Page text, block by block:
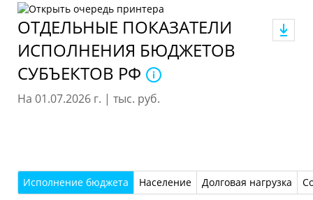
ОТДЕЛЬНЫЕ ПОКАЗАТЕЛИ
ИСПОЛНЕНИЯ БЮДЖЕТОВ
СУБЪЕКТОВ РФ
На 01.07.2026 г. | тыс. руб.
Исполнение бюджета Население Долговая нагрузка